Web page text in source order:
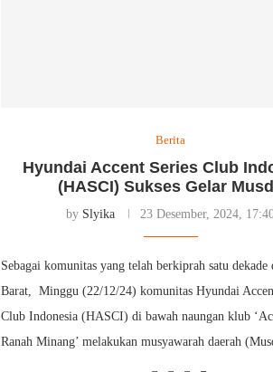
Berita
Hyundai Accent Series Club
(HASCI) Sukses Gelar
by Slyika 23 Desember, 2024,
Sebagai komunitas yang telah berkiprah satu dekade
Barat, Minggu (22/12/24) komunitas Hyundai
Club Indonesia (HASCI) di bawah naungan klub
Ranah Minang’ melakukan musyawarah daerah